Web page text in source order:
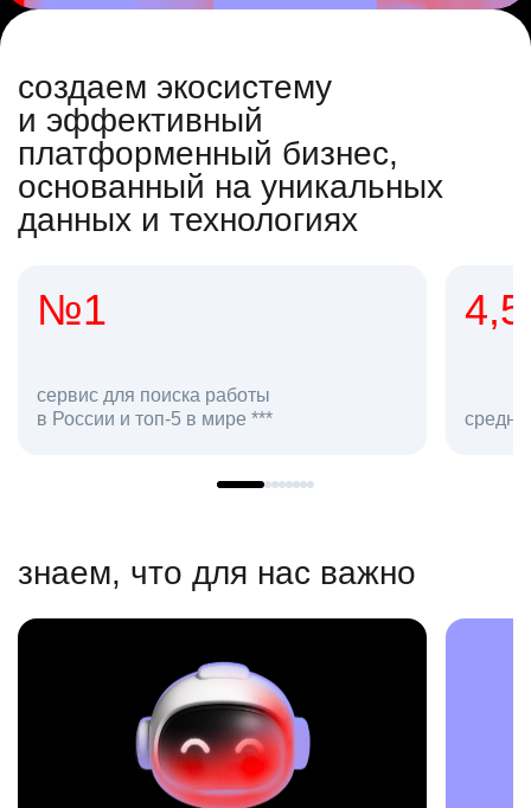
создаем экосистему
и эффективный
платформенный бизнес,
основанный на уникальных
данных и технологиях
средняя оценка hh.ru как работодателя **
знаем, что для нас важно